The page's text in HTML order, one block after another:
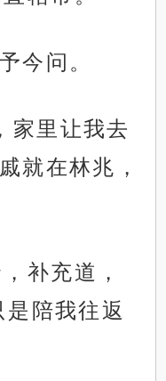
今问。
家里让我去
就在林兆，
补充道，
陪我往返